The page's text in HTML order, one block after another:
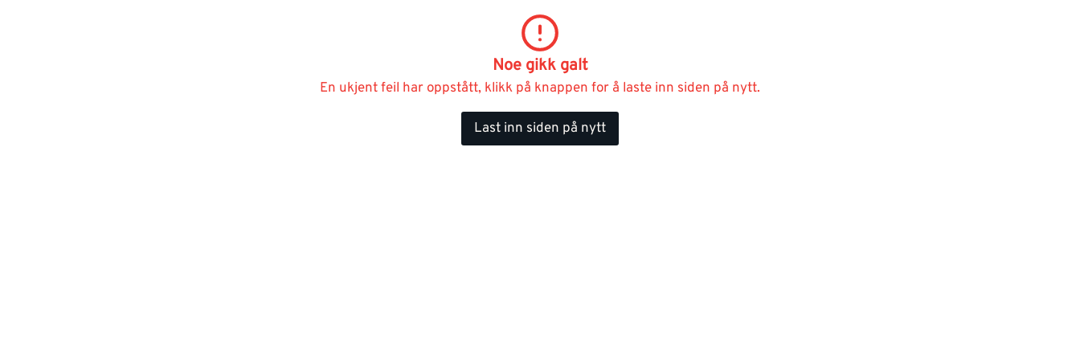
Noe gikk galt
En ukjent feil har oppstått, klikk på knappen for å laste inn siden på nytt.
Last inn siden på nytt